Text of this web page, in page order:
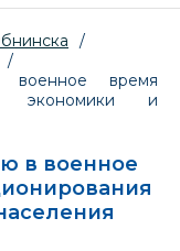
/
/
время
экономики и
в военное